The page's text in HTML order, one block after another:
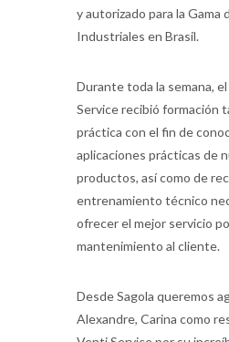
y autorizado para la Gama
Industriales en Brasil.
Durante toda la semana,
Service recibió formación
práctica con el fin de
aplicaciones prácticas de
productos, así como de
entrenamiento técnico
ofrecer el mejor servicio
mantenimiento al cliente.
Desde Sagola queremos
Alexandre, Carina como